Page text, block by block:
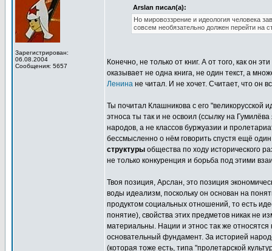
Зарегистрирован:
06.08.2004
Сообщения: 5657
Arslan писал(а):
Но мировоззрение и идеология человека
совсем необязательно должен перейти на
Конечно, не только от книг. А от того, как он
оказывает не одна книга, не один текст, а
Ленина не читал. И не хочет. Считает, что он
Ты почитал Клашникова с его "великорусской
этноса ты так и не освоил (ссылку на
народов, а не классов буржуазии и
бессмысленно о нём говорить спустя ещё
структуры общества по ходу исторического
не только конкуренция и борьба под этими
Твоя позиция, Арслан, это позиция
воды идеализм, поскольку он основан на
продуктом социальных отношений, то есть
понятие), свойства этих предметов никак не
материальны. Нации и этнос так же
основательный фундамент. За историей
(которая тоже есть, типа "пролетарской